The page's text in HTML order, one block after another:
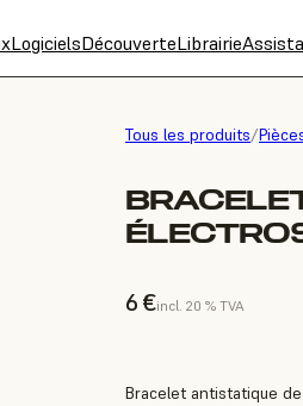
LogicielsDécouverteLibrairie
Tous les produits/
6 €incl. 20 % TVA
Bracelet antistatique